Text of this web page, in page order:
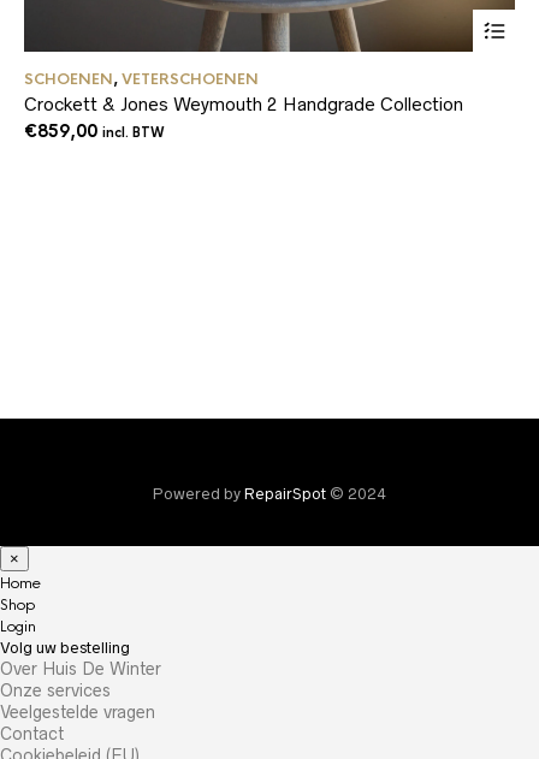
SCHOENEN,VETERSCHOENEN
Crockett & Jones Weymouth 2 Handgrade Collection
€859,00 incl. BTW
Powered by RepairSpot © 2024
×
Home
Shop
Login
Volg uw bestelling
Over Huis De Winter
Onze services
Veelgestelde vragen
Contact